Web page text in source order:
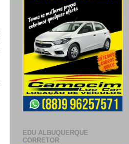
EDU ALBUQUERQUE
CORRETOR